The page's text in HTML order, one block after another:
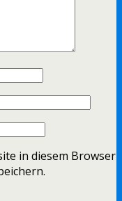
in diesem Browser